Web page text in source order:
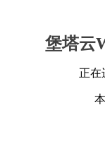
堡塔云
正在